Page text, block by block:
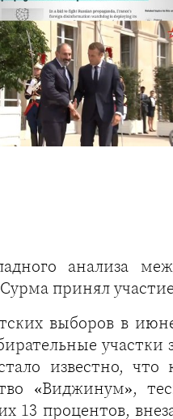
анализа
принял участие
выборов в
известно, что
«Виджинум»,
13 процентов,